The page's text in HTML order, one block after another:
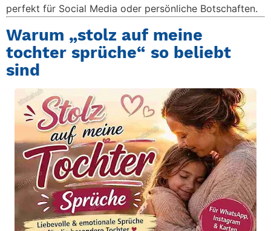
perfekt für Social Media oder persönliche Botschaften.
Warum „stolz auf meine
tochter sprüche“ so beliebt
sind